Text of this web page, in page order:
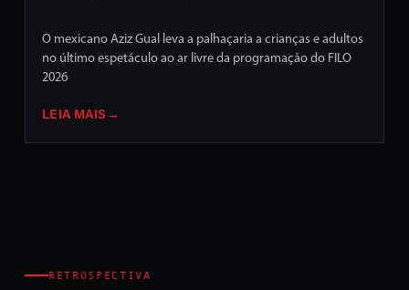
O mexicano Aziz Gual leva a palhaçaria a crianças e adultos
no último espetáculo ao ar livre da programação do FILO
2026
LEIA MAIS →
RETROSPECTIVA